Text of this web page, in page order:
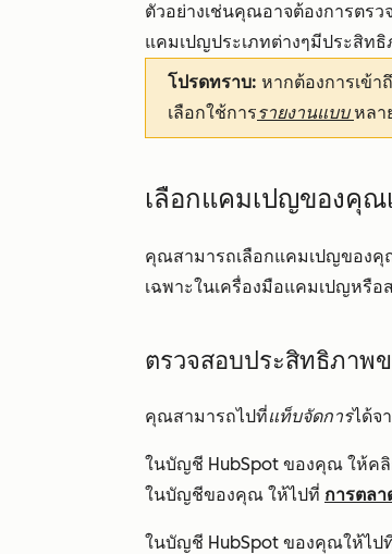
ตัวอย่างเช่นคุณอาจต้องการตร
แคมเปญประเภทต่างๆมีประสิทธิ
โปรดทราบ: หากต้องการเข้
เลือกใช้การรายงานแบบ หลา
เลือกแคมเปญของคุณ
คุณสามารถเลือกแคมเปญของคุ
เฉพาะในเครื่องมือแคมเปญหรือ
ตรวจสอบประสิทธิภาพ
คุณสามารถไปที่แท็บจัดการได้จ
ในบัญชี HubSpot ของคุณ ให้ค
ในบัญชีของคุณ ให้ไปที่ การตลา
ในบัญชี HubSpot ของคุณให้ไป